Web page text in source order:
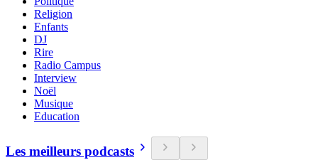
Religion
Enfants
DJ
Rire
Radio Campus
Interview
Noël
Musique
Education
Les meilleurs podcasts